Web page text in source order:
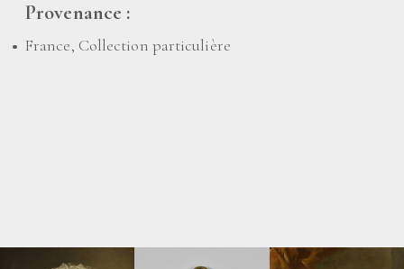
Provenance :
France, Collection particulière